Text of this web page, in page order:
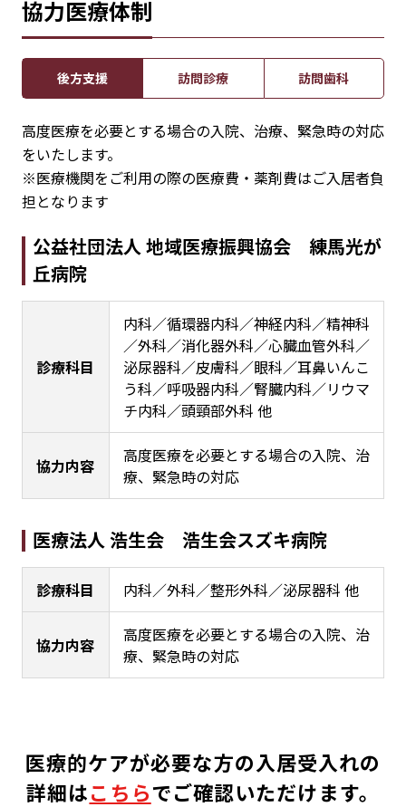
協力医療体制
後方支援 訪問診療 訪問歯科
高度医療を必要とする場合の入院、治療、緊急時の対応
をいたします。
※医療機関をご利用の際の医療費・薬剤費はご入居者負
担となります
公益社団法人 地域医療振興協会 練馬光が
丘病院
診療科目
内科／循環器内科／神経内科／精神科
／外科／消化器外科／心臓血管外科／
泌尿器科／皮膚科／眼科／耳鼻いんこ
う科／呼吸器内科／腎臓内科／リウマ
チ内科／頭頸部外科 他
協力内容
高度医療を必要とする場合の入院、治
療、緊急時の対応
医療法人 浩生会 浩生会スズキ病院
診療科目 内科／外科／整形外科／泌尿器科 他
協力内容
高度医療を必要とする場合の入院、治
療、緊急時の対応
医療的ケアが必要な方の入居受入れの
詳細はこちらでご確認いただけます。